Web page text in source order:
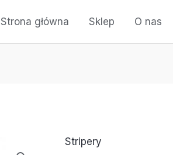
Strona główna Sklep O nas
Stripery
ilość